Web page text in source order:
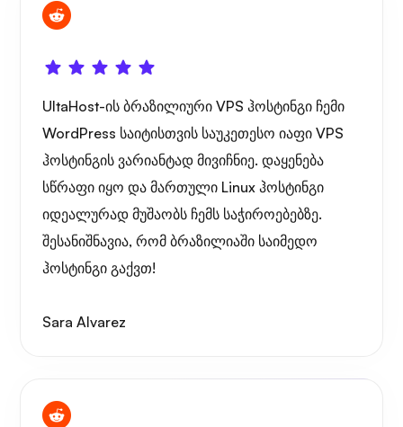
UltaHost-ის ბრაზილიური VPS ჰოსტინგი ჩემი
WordPress საიტისთვის საუკეთესო იაფი VPS
ჰოსტინგის ვარიანტად მივიჩნიე. დაყენება
სწრაფი იყო და მართული Linux ჰოსტინგი
იდეალურად მუშაობს ჩემს საჭიროებებზე.
შესანიშნავია, რომ ბრაზილიაში საიმედო
ჰოსტინგი გაქვთ!
Sara Alvarez